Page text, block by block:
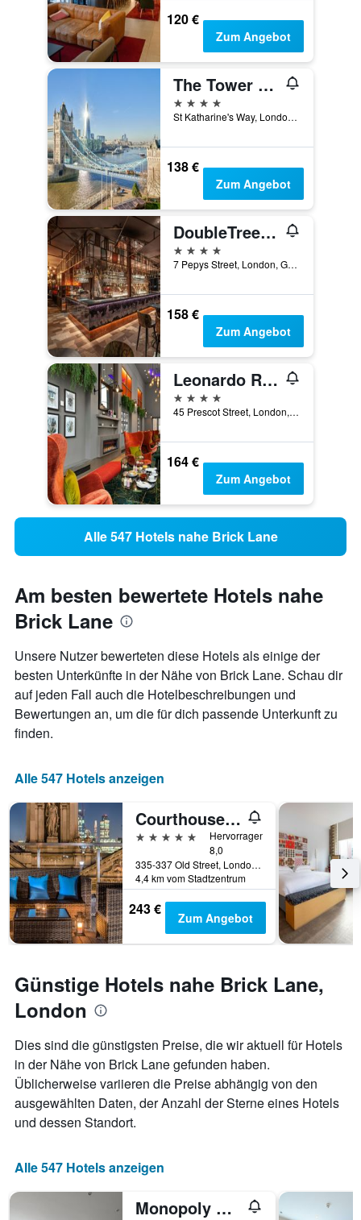
120 €
Zum Angebot
The Tower Hotel, by Thistle
4 Sterne
St Katharine's Way, London, Großbritannien
138 €
Zum Angebot
DoubleTree by Hilton London - Tower of London
4 Sterne
7 Pepys Street, London, Großbritannien
158 €
Zum Angebot
Leonardo Royal London Tower Bridge
4 Sterne
45 Prescot Street, London, Großbritannien
164 €
Zum Angebot
Alle 547 Hotels nahe Brick Lane
Am besten bewertete Hotels nahe
Brick Lane
Unsere Nutzer bewerteten diese Hotels als einige der
besten Unterkünfte in der Nähe von Brick Lane. Schau dir
auf jeden Fall auch die Hotelbeschreibungen und
Bewertungen an, um die für dich passende Unterkunft zu
finden.
Alle 547 Hotels anzeigen
Courthouse Hotel Shoreditch
5 Sterne
Hervorragend
8,0
335-337 Old Street, London, Großbritannien
4,4 km vom Stadtzentrum
243 € Zum Angebot
Günstige Hotels nahe Brick Lane,
London
Dies sind die günstigsten Preise, die wir aktuell für Hotels
in der Nähe von Brick Lane gefunden haben.
Üblicherweise variieren die Preise abhängig von den
ausgewählten Daten, der Anzahl der Sterne eines Hotels
und dessen Standort.
Alle 547 Hotels anzeigen
Monopoly Accommodations